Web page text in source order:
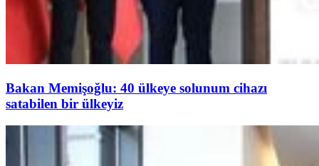
Bakan Memişoğlu: 40 ülkeye solunum cihazı
satabilen bir ülkeyiz